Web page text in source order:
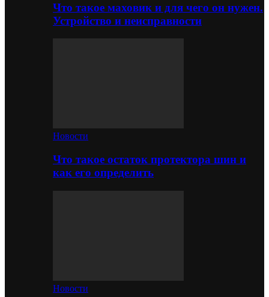
Что такое маховик и для чего он нужен.
Устройство и неисправности
Новости
Что такое остаток протектора шин и
как его определить
Новости